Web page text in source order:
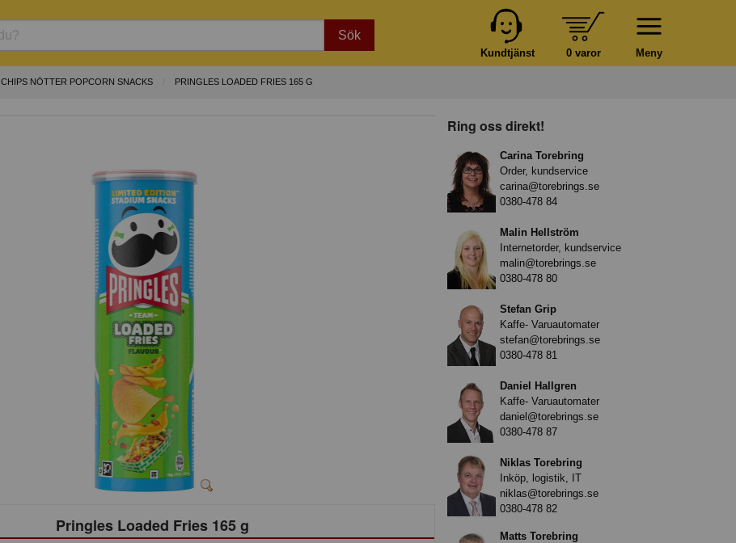
Sök
Meny
0 varor
Kundtjänst
CHIPS NÖTTER POPCORN SNACKS PRINGLES LOADED FRIES 165 G
Pringles Loaded Fries 165 g
Ring oss direkt!
Carina Torebring
Order, kundservice
carina@torebrings.se
0380-478 84
Malin Hellström
Internetorder, kundservice
malin@torebrings.se
0380-478 80
Stefan Grip
Kaffe- Varuautomater
stefan@torebrings.se
0380-478 81
Daniel Hallgren
Kaffe- Varuautomater
daniel@torebrings.se
0380-478 87
Niklas Torebring
Inköp, logistik, IT
niklas@torebrings.se
0380-478 82
Matts Torebring